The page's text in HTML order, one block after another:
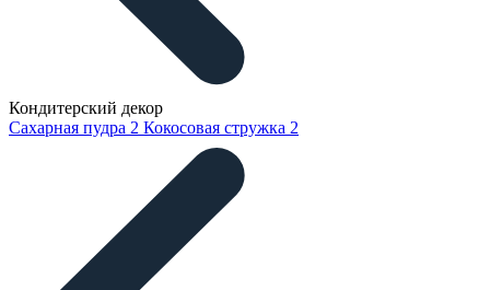
Кондитерский декор
Сахарная пудра 2 Кокосовая стружка 2